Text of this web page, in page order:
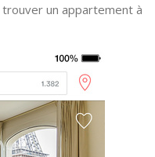
un appartement à